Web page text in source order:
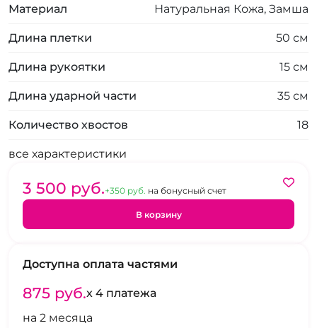
Материал Натуральная Кожа, Замша
Длина плетки 50 см
Длина рукоятки 15 см
Длина ударной части 35 см
Количество хвостов 18
все характеристики
3 500 pуб.+350 pуб. на бонусный счет
В корзину
Доступна оплата частями
875 pуб.x 4 платежа
на 2 месяца